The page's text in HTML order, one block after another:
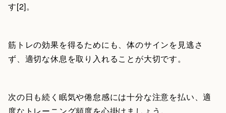
す[2]。
筋トレの効果を得るためにも、体のサインを見逃さ
ず、適切な休息を取り入れることが大切です。
次の日も続く眠気や倦怠感には十分な注意を払い、適